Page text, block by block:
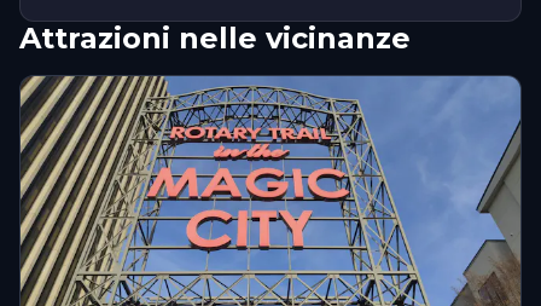
Attrazioni nelle vicinanze